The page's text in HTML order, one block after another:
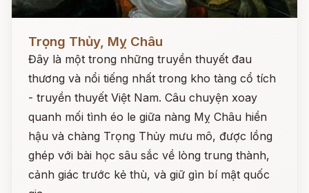
Trọng Thủy, Mỵ Châu
Đây là một trong những truyền thuyết đau
thương và nổi tiếng nhất trong kho tàng cổ tích
- truyền thuyết Việt Nam. Câu chuyện xoay
quanh mối tình éo le giữa nàng Mỵ Châu hiền
hậu và chàng Trọng Thủy mưu mô, được lồng
ghép với bài học sâu sắc về lòng trung thành,
cảnh giác trước kẻ thù, và giữ gìn bí mật quốc